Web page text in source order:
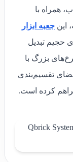
همراه با
این جعبه ابزار
حجیم تبدیل
بزرگ با
تقسیم‌بندی
کرده است.